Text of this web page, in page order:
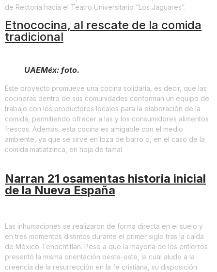
de Rectoría hacia el Teatro Universitario “Los Jaguares”.
Etnococina, al rescate de la comida
tradicional
UAEMéx: foto.
Este proyecto promueve una cocina solidaria, es decir, que las
cocineras dentro de sus comunidades conforman un equipo de
trabajo con los productores locales para la elaboración de la
comida, permitiendo ofrecer a las y los consumidores alimentos
frescos. Además, esta cocina es amigable con el medio
ambiente, ya que se sirve en loza de barro o, en el caso de la
comida matlatzinca, en hoja de tamal.
Narran 21 osamentas historia inicial
de la Nueva España
Las inhumaciones se realizaron de forma directa en el suelo y
en tres momentos distintos durante el primer siglo tras la caída
de México-Tenochtitlan. Pese a que la mayoría de los entierros
presentó la misma orientación oeste-este, la cual alude a la
creencia de la resurrección en la fe cristiana, su disposición